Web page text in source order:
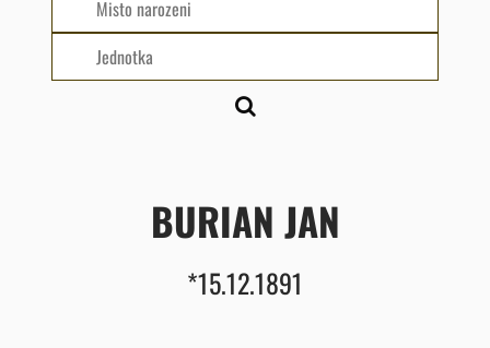
BURIAN JAN
*15.12.1891